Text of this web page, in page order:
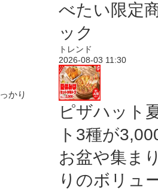
かり
べたい限定
ック
トレンド
2026-08-03 11:30
ピザハット
ト3種が
お盆や集ま
りのボリュ